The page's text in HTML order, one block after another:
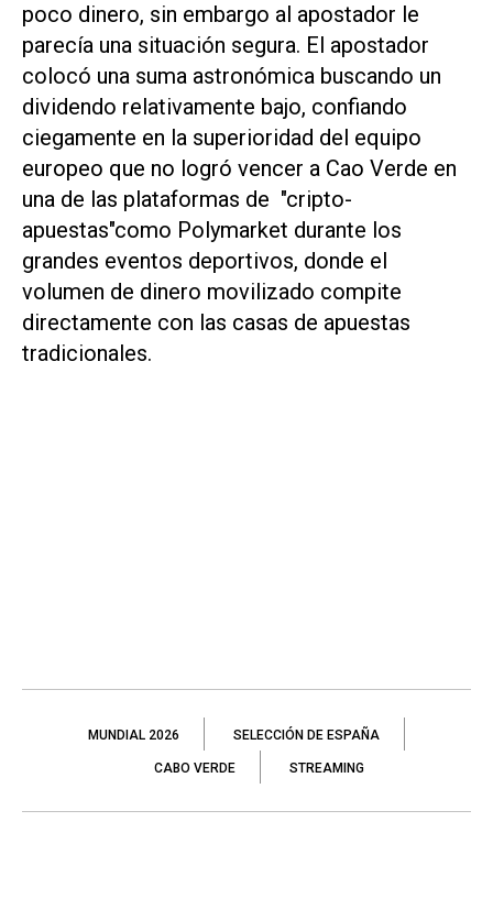
poco dinero, sin embargo al apostador le
parecía una situación segura. El apostador
colocó una suma astronómica buscando un
dividendo relativamente bajo, confiando
ciegamente en la superioridad del equipo
europeo que no logró vencer a Cao Verde en
una de las plataformas de "cripto-
apuestas"como Polymarket durante los
grandes eventos deportivos, donde el
volumen de dinero movilizado compite
directamente con las casas de apuestas
tradicionales.
MUNDIAL 2026 SELECCIÓN DE ESPAÑA
CABO VERDE STREAMING